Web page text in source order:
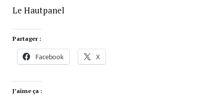
Le Hautpanel
Partager :
Facebook X
J’aime ça :